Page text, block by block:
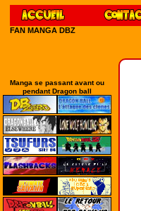
FAN MANGA DBZ
Manga se passant avant ou
pendant Dragon ball